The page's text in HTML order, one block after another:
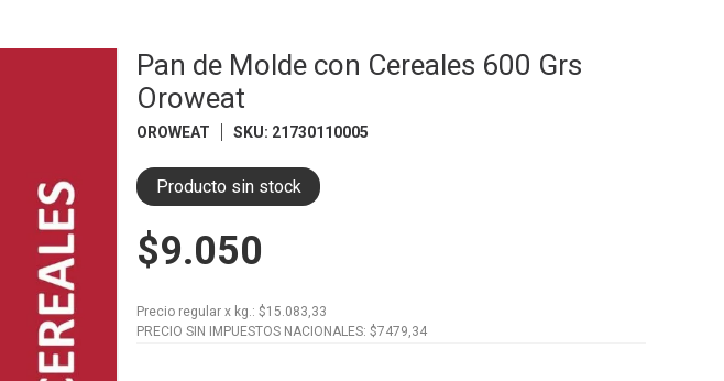
Pan de Molde con Cereales 600 Grs
Oroweat
OROWEAT SKU: 21730110005
Producto sin stock
$9.050
Precio regular x kg.: $15.083,33
PRECIO SIN IMPUESTOS NACIONALES: $7479,34